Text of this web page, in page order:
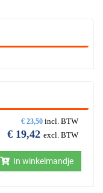
€ 23,50 incl. BTW
€ 19,42 excl. BTW
In winkelmandje